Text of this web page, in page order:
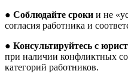
● Соблюдайте сроки и не
согласия работника и
● Консультируйтесь с
при наличии конфликтных
категорий работников.